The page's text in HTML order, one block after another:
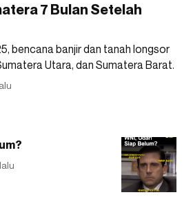
7 Bulan Setelah
bencana banjir dan tanah longsor
Utara, dan Sumatera Barat.